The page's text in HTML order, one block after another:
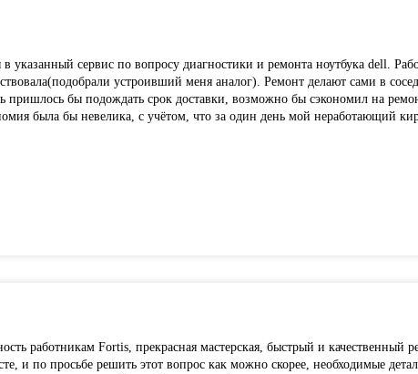
указанный сервис по вопросу диагностики и ремонта ноутбука dell.
устроивший меня аналог). Ремонт делают сами в
пришлось бы подождать срок доставки, возможно бы сэкономил на
была бы невелика, с учётом, что за один день мой неработающий
работникам Fortis, прекрасная мастерская, быстрый и
и по просьбе решить этот вопрос как можно скорее, необходимые